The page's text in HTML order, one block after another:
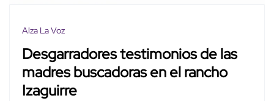
Alza La Voz
Desgarradores testimonios de las
madres buscadoras en el rancho
Izaguirre